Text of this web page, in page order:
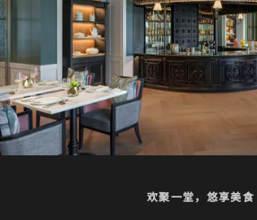
欢聚一堂，悠享美食
Here, heritage‑inspired cocktails
each crafted to tell a story
Complemented by sweet treats,
all‑day dining menu designed for
visit becomes a journey of
探索
欢聚一堂，悠享美食